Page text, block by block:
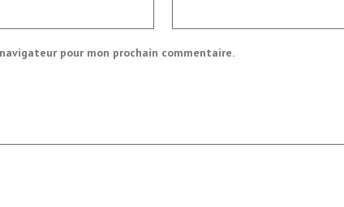
pour mon prochain commentaire.